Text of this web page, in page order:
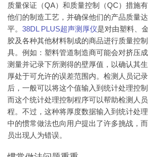
质量保证（QA）和质量控制（QC）措施
他们的制造工艺，并确保他们的产品质量
平。 38DL PLUS超声测厚仪是对由塑料、
胶及各种其他材料制成的商品进行质量控
具。例如：塑料管道制造商可能会对挤压
测量并记录下所测得的壁厚值，以确认其
厚处于可允许的误差范围内。检测人员记
后，一般可以将这个值输入到统计处理控
而这个统计处理控制程序可以帮助检测人
程。不过，这种将厚度数据输入到统计处
中的惯常做法也向用户提出了许多挑战，
员出现人为错误。